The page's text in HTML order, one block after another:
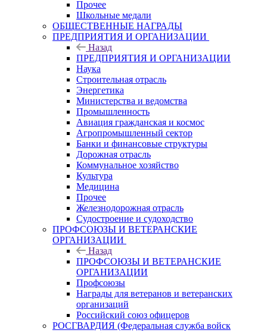
Прочее
Школьные медали
ОБЩЕСТВЕННЫЕ НАГРАДЫ
ПРЕДПРИЯТИЯ И ОРГАНИЗАЦИИ
Назад
ПРЕДПРИЯТИЯ И ОРГАНИЗАЦИИ
Наука
Строительная отрасль
Энергетика
Министерства и ведомства
Промышленность
Авиация гражданская и космос
Агропромышленный сектор
Банки и финансовые структуры
Дорожная отрасль
Коммунальное хозяйство
Культура
Медицина
Прочее
Железнодорожная отрасль
Судостроение и судоходство
ПРОФСОЮЗЫ И ВЕТЕРАНСКИЕ
ОРГАНИЗАЦИИ
Назад
ПРОФСОЮЗЫ И ВЕТЕРАНСКИЕ
ОРГАНИЗАЦИИ
Профсоюзы
Награды для ветеранов и ветеранских
организаций
Российский союз офицеров
РОСГВАРДИЯ (Федеральная служба войск